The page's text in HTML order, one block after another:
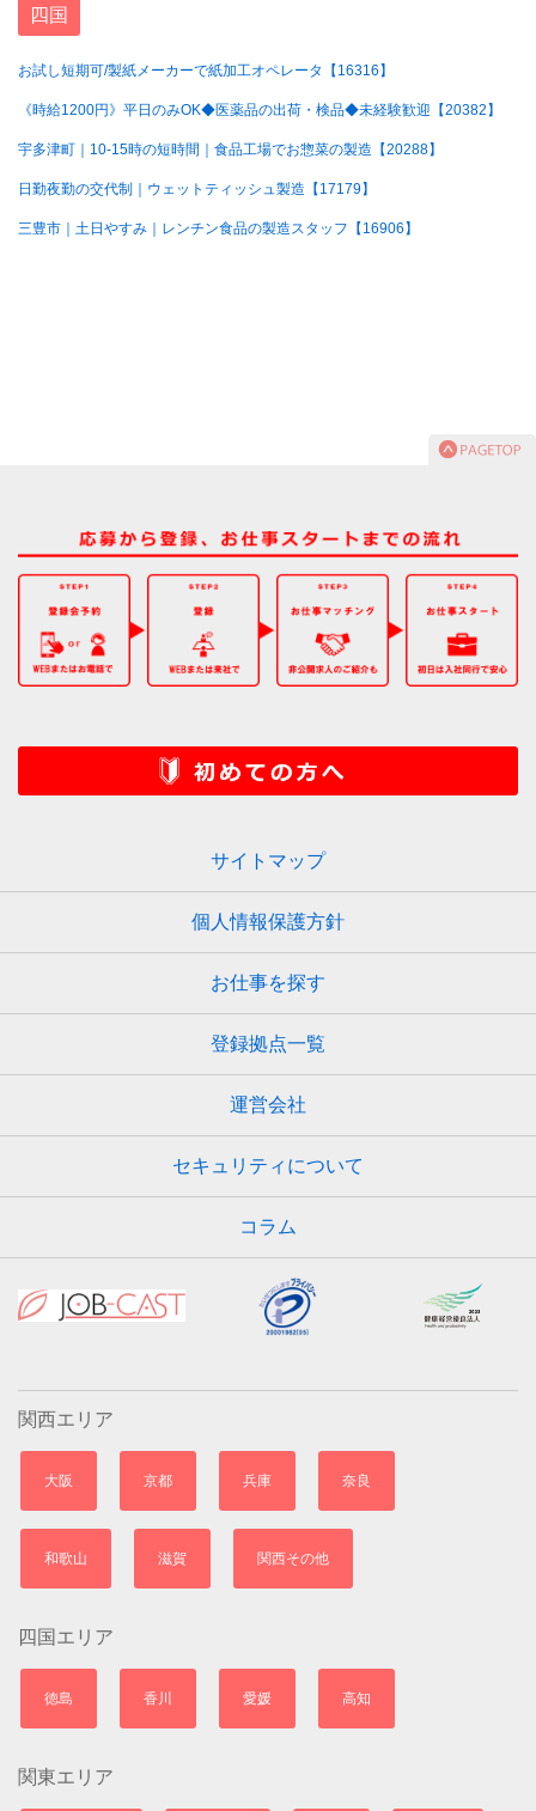
四国
お試し短期可/製紙メーカーで紙加工オペレータ【16316】
《時給1200円》平日のみOK◆医薬品の出荷・検品◆未経験歓迎【20382】
宇多津町｜10-15時の短時間｜食品工場でお惣菜の製造【20288】
日勤夜勤の交代制｜ウェットティッシュ製造【17179】
三豊市｜土日やすみ｜レンチン食品の製造スタッフ【16906】
サイトマップ
個人情報保護方針
お仕事を探す
登録拠点一覧
運営会社
セキュリティについて
コラム
関西エリア
大阪 京都 兵庫 奈良
和歌山 滋賀 関西その他
四国エリア
徳島 香川 愛媛 高知
関東エリア